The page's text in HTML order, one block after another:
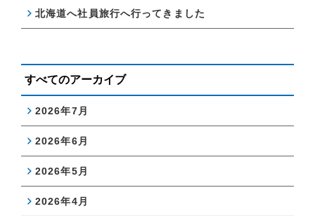
北海道へ社員旅行へ行ってきました
すべてのアーカイブ
2026年7月
2026年6月
2026年5月
2026年4月